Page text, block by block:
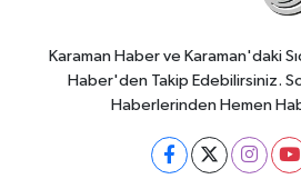
Karaman Haber ve Karaman'daki
Haber'den Takip Edebilirsiniz.
Haberlerinden Hemen